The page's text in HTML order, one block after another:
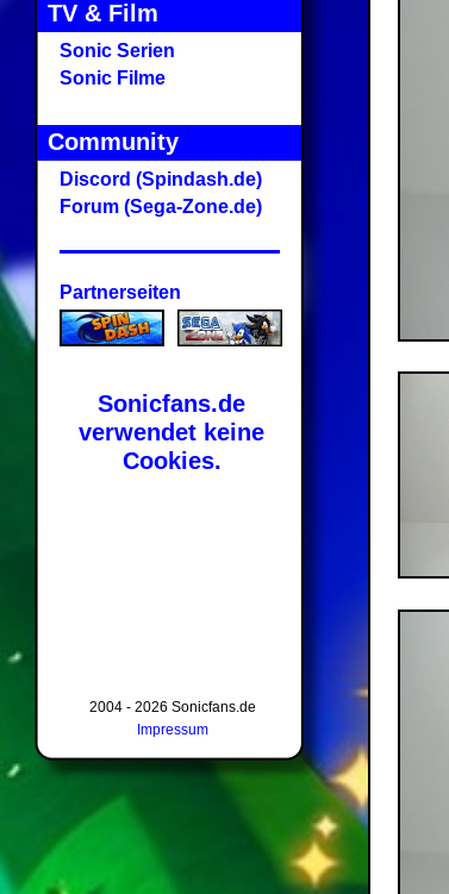
Partnerseiten
2004 - 2026 Sonicfans.de
Impressum
TV & Film
Community
Sonic Serien
Sonicfans.de
verwendet keine
Cookies.
Discord (Spindash.de)
Sonic Filme
Forum (Sega-Zone.de)